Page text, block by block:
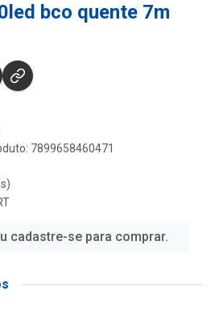
bco quente 7m
7899658460471
cadastre-se para comprar.